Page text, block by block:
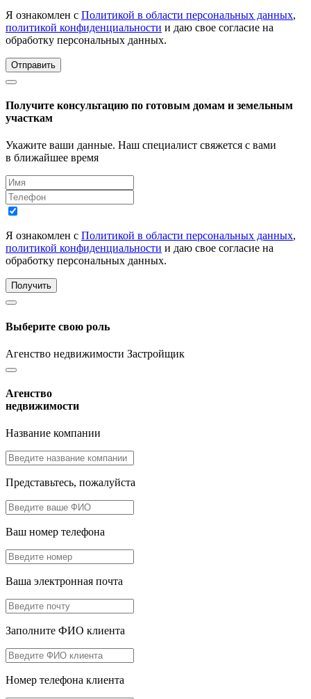
Я ознакомлен с Политикой в области персональных данных,
политикой конфиденциальности и даю свое согласие на
обработку персональных данных.
Отправить
Получите консультацию по готовым домам и земельным
участкам
Укажите ваши данные. Наш специалист свяжется с вами
в ближайшее время
Я ознакомлен с Политикой в области персональных данных,
политикой конфиденциальности и даю свое согласие на
обработку персональных данных.
Получить
Выберите свою роль
Агенство недвижимости Застройщик
Агенство
недвижимости
Название компании
Представьтесь, пожалуйста
Ваш номер телефона
Ваша электронная почта
Заполните ФИО клиента
Номер телефона клиента